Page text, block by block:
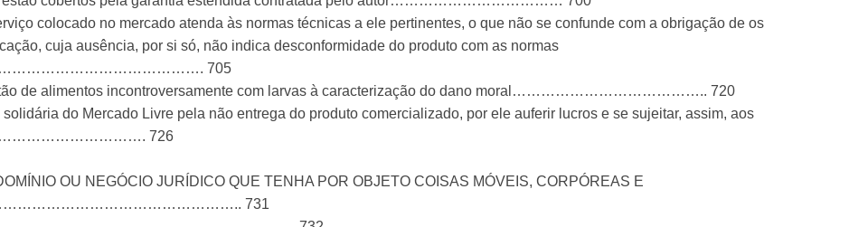
colocado no mercado atenda às normas técnicas a ele pertinentes, o que não se confunde com a obrigação de os
cuja ausência, por si só, não indica desconformidade do produto com as normas
705
de alimentos incontroversamente com larvas à caracterização do dano moral………………………………….. 720
do Mercado Livre pela não entrega do produto comercializado, por ele auferir lucros e se sujeitar, assim, aos
726
OU NEGÓCIO JURÍDICO QUE TENHA POR OBJETO COISAS MÓVEIS, CORPÓREAS E
731